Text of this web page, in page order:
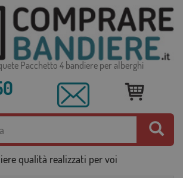
Pacchetto 4 bandiere per alberghi
qualità realizzati per voi